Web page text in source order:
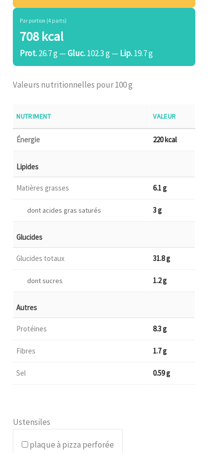
Par portion (4 parts)
708 kcal
Prot.26.7 g —Gluc.102.3 g — Lip.19.7 g
Valeurs nutritionnelles pour 100 g
NUTRIMENT VALEUR
Énergie 220 kcal
Lipides
Matières grasses 6.1 g
dont acides gras saturés 3 g
Glucides
Glucides totaux 31.8 g
dont sucres 1.2 g
Autres
Protéines 8.3 g
Fibres 1.7 g
Sel 0.59 g
Ustensiles
plaque à pizza perforée